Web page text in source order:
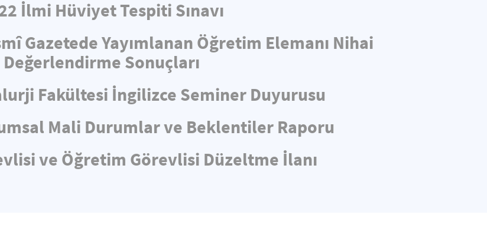
İlmi Hüviyet Tespiti Sınavı
Gazetede Yayımlanan Öğretim Elemanı Nihai
Değerlendirme Sonuçları
Fakültesi İngilizce Seminer Duyurusu
Mali Durumlar ve Beklentiler Raporu
ve Öğretim Görevlisi Düzeltme İlanı